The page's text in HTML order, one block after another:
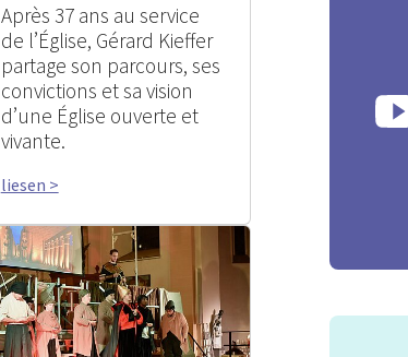
Après 37 ans au service
de l’Église, Gérard Kieffer
partage son parcours, ses
convictions et sa vision
d’une Église ouverte et
vivante.
liesen >